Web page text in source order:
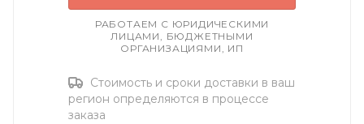
РАБОТАЕМ С ЮРИДИЧЕСКИМИ
ЛИЦАМИ, БЮДЖЕТНЫМИ
ОРГАНИЗАЦИЯМИ, ИП
Стоимость и сроки доставки в ваш
регион определяются в процессе
заказа